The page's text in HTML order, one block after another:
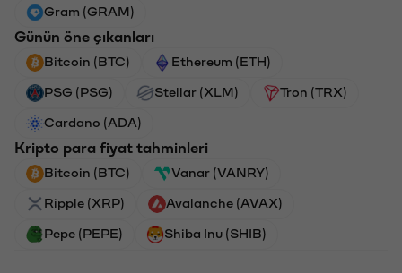
Gram (GRAM)
Günün öne çıkanları
Bitcoin (BTC) Ethereum (ETH)
PSG (PSG) Stellar (XLM) Tron (TRX)
Cardano (ADA)
Kripto para fiyat tahminleri
Bitcoin (BTC) Vanar (VANRY)
Ripple (XRP) Avalanche (AVAX)
Pepe (PEPE) Shiba Inu (SHIB)